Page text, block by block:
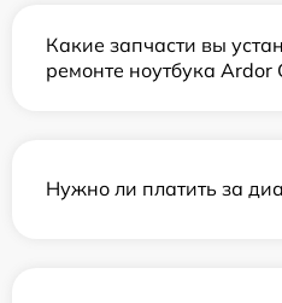
Какие запчасти вы
ремонте ноутбука Ardor
Нужно ли платить за